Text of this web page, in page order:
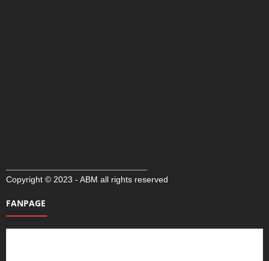
Copyright © 2023 - ABM all rights reserved
FANPAGE